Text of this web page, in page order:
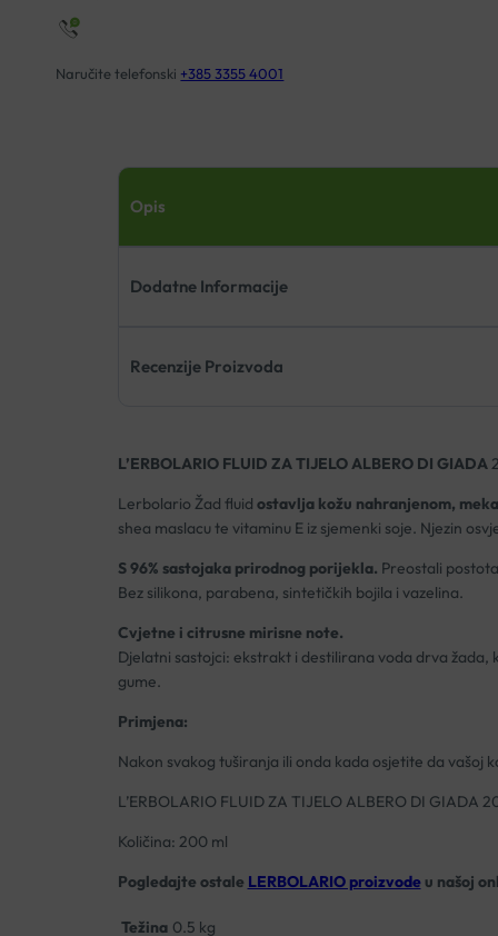
Naručite telefonski +385 3355 4001
Opis
Dodatne Informacije
Recenzije Proizvoda
L’ERBOLARIO FLUID ZA TIJELO ALBERO DI GIADA
Lerbolario Žad fluid ostavlja kožu nahranjenom,
shea maslacu te vitaminu E iz sjemenki soje. Njezin
S 96% sastojaka prirodnog porijekla. Preostali
Bez silikona, parabena, sintetičkih bojila i vazelina.
Cvjetne i citrusne mirisne note.
Djelatni sastojci: ekstrakt i destilirana voda drva
gume.
Primjena:
Nakon svakog tuširanja ili onda kada osjetite da vašoj
L’ERBOLARIO FLUID ZA TIJELO ALBERO DI GIADA
Količina: 200 ml
Pogledajte ostale LERBOLARIO proizvodeu našoj
Težina 0.5 kg